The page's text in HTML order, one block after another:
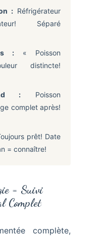
:Réfrigérateur
Séparé
: « Poisson
distincte!
: Poisson
complet après!
prêt! Date
= connaître!
= Suivi
Complet
complète,